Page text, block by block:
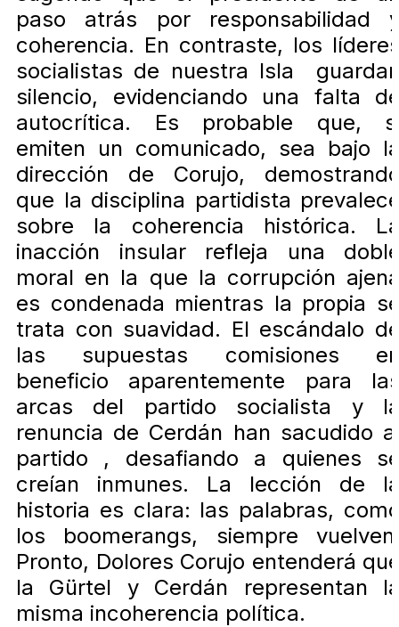
paso atrás por responsabilidad
coherencia. En contraste, los
socialistas de nuestra Isla
silencio, evidenciando una falta
autocrítica. Es probable que,
emiten un comunicado, sea bajo
dirección de Corujo,
que la disciplina partidista
sobre la coherencia histórica.
inacción insular refleja una
moral en la que la corrupción
es condenada mientras la propia
trata con suavidad. El escándalo
las supuestas comisiones
beneficio aparentemente para
arcas del partido socialista y
renuncia de Cerdán han sacudido
partido , desafiando a quienes
creían inmunes. La lección de
historia es clara: las palabras,
los boomerangs, siempre
Pronto, Dolores Corujo entenderá
la Gürtel y Cerdán representan
misma incoherencia política.